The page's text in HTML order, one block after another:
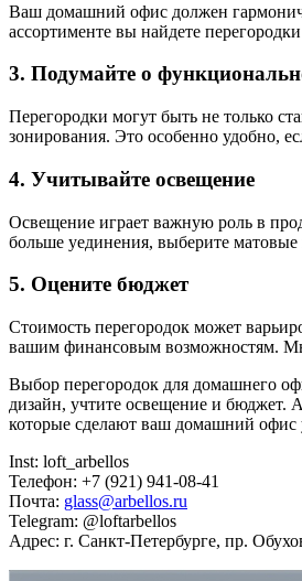
Ваш домашний офис должен
ассортименте вы найдете
3. Подумайте о
Перегородки могут быть не только
зонирования. Это особенно удобно,
4. Учитывайте освещение
Освещение играет важную роль в
больше уединения, выберите
5. Оцените бюджет
Стоимость перегородок может
вашим финансовым возможностям.
Выбор перегородок для домашнего
дизайн, учтите освещение и бюджет.
которые сделают ваш домашний
Inst: loft_arbellos
Телефон: +7 (921) 941-08-41
Почта: glass@arbellos.ru
Telegram: @loftarbellos
Адрес: г. Санкт-Петербурге, пр.